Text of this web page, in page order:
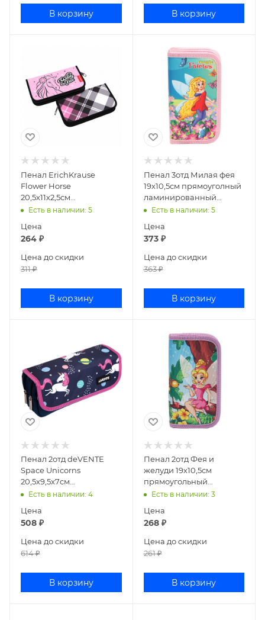
В корзину В корзину
Пенал ErichKrause
Flower Horse
20,5х11х2,5см
прямоугольный текстиль
Есть в наличии: 5
Цена
264 ₽
Цена до скидки
311₽
В корзину
Пенал 3отд Милая фея
19х10,5см прямоуголный
ламинированный
картон ПН-5952
Есть в наличии: 5
Цена
373₽
Цена до скидки
363₽
В корзину
Пенал 2отд deVENTE
Space Unicorns
20,5x9,5x7см
прямоугольный с
7029207
Есть в наличии: 4
Цена
508 ₽
Цена до скидки
614₽
В корзину
Пенал 2отд Фея и
желуди 19х10,5см
прямоугольный
ламинированный
Есть в наличии: 3
Цена
268₽
Цена до скидки
261₽
В корзину